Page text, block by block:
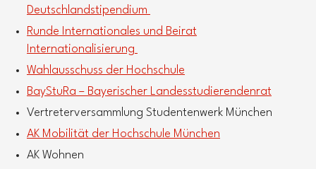
Deutschlandstipendium
Runde Internationales und Beirat
Internationalisierung
Wahlausschuss der Hochschule
BayStuRa – Bayerischer Landesstudierendenrat
Vertreterversammlung Studentenwerk München
AK Mobilität der Hochschule München
AK Wohnen